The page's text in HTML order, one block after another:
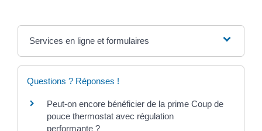
Services en ligne et formulaires
Questions ? Réponses !
Peut-on encore bénéficier de la prime Coup de
pouce thermostat avec régulation
performante ?